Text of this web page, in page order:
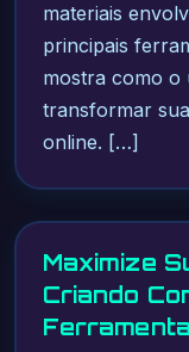
materiais
principais
mostra como o
transformar
online. […]
Maximize
Criando